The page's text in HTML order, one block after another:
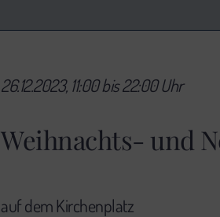
Weihnachts- und
26.12.2023, 11:00 bis 22:00 Uhr
auf dem Kirchenplatz